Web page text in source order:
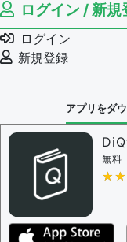
例文の編集
例文の編集
例文の削除を
審査に対す
問題の編集
審査に対す
ザー
決定に必要
編集ガイドライン
ログイン / 新規
ログイン
新規登録
アプリをダ
無料